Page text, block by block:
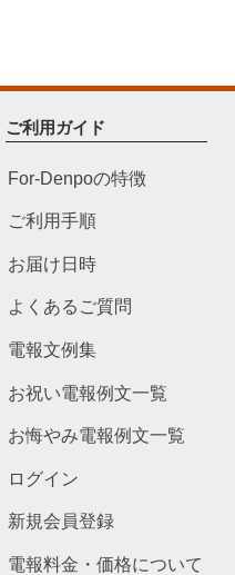
ご利用ガイド
For-Denpoの特徴
ご利用手順
お届け日時
よくあるご質問
電報文例集
お祝い電報例文一覧
お悔やみ電報例文一覧
ログイン
新規会員登録
電報料金・価格について